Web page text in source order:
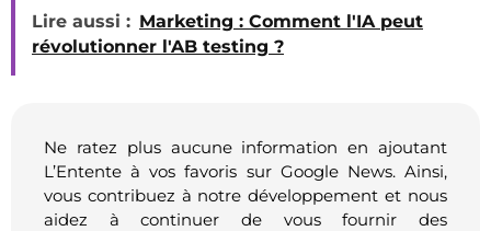
Lire aussi : Marketing : Comment l'IA peut
révolutionner l'AB testing ?
Ne ratez plus aucune information en ajoutant
L’Entente à vos favoris sur Google News. Ainsi,
vous contribuez à notre développement et nous
aidez à continuer de vous fournir des